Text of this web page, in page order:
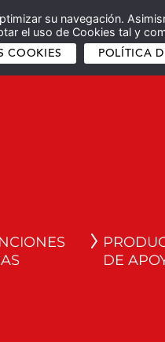
su navegación.
el uso de Cookies tal y
COOKIES POLÍTICA
DE